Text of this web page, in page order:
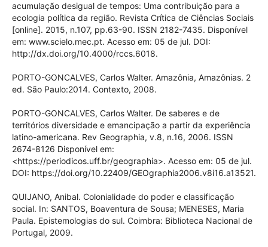
acumulação desigual de tempos: Uma contribuição para a
ecologia política da região. Revista Crítica de Ciências Sociais
[online]. 2015, n.107, pp.63-90. ISSN 2182-7435. Disponível
em: www.scielo.mec.pt. Acesso em: 05 de jul. DOI:
http://dx.doi.org/10.4000/rccs.6018.
PORTO-GONCALVES, Carlos Walter. Amazônia, Amazônias. 2
ed. São Paulo:2014. Contexto, 2008.
PORTO-GONCALVES, Carlos Walter. De saberes e de
territórios diversidade e emancipação a partir da experiência
latino-americana. Rev Geographia, v.8, n.16, 2006. ISSN
2674-8126 Disponível em:
<https://periodicos.uff.br/geographia>. Acesso em: 05 de jul.
DOI: https://doi.org/10.22409/GEOgraphia2006.v8i16.a13521.
QUIJANO, Anibal. Colonialidade do poder e classificação
social. In: SANTOS, Boaventura de Sousa; MENESES, Maria
Paula. Epistemologias do sul. Coimbra: Biblioteca Nacional de
Portugal, 2009.